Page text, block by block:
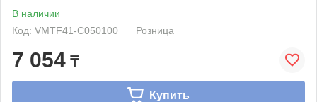
В наличии
Код: VMTF41-C050100
Розница
7 054 ₸
Купить